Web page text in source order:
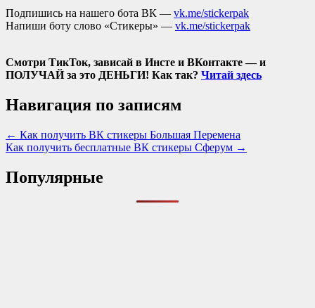
Подпишись на нашего бота ВК — vk.me/stickerpak
Напиши боту слово «Стикеры» — vk.me/stickerpak
Смотри ТикТок, зависай в Инсте и ВКонтакте — и
ПОЛУЧАЙ за это ДЕНЬГИ! Как так? Читай здесь
Навигация по записям
← Как получить ВК стикеры Большая Перемена
Как получить бесплатные ВК стикеры Сферум →
Популярные